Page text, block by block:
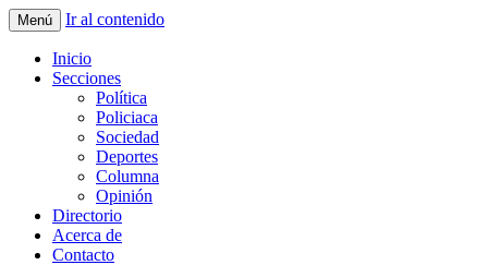
La Yunta de Tepic
Menú Ir al contenido
Inicio
Secciones
Política
Policiaca
Sociedad
Deportes
Columna
Opinión
Directorio
Acerca de
Contacto